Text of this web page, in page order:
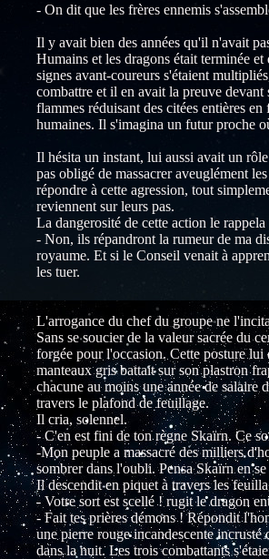
- On dit que les frères ennemis
Il y avait bien des années qu'il n'avait
Humains et les dragons était terminée
signes avant-coureurs s'étaient
combattre et il en avait la preuve
flammes réduisant des citées entières
humaines. Il s'imagina un futur proche
Il hésita un instant, lui aussi avait un
pas obligé de massacrer aveuglément
répondre à cette agression, tout
reviennent sur leurs pas.
La dangerosité de cette action le
- Non, ils répandront la rumeur de ma
royaume. Et si le Conseil venait à
les tuer.
L'arrogance du chef du groupe ne
Sans se soucier de la valeur sacrée du
forgée pour l'occasion. Cette posture
manteaux gris battait sur son plastron
chacune au moins une année de
travers le plafond de feuillage.
Il cria, solennel.
- C'en est fini de ton règne Skaïrn. Ce
-Mon peuple a massacré des milliers
sombrer dans l'oubli. Pensa Skaïrn en
Il descendit en piquet à travers les
- Votre sort est scellé ! rugit le dragon
- Fait tes prières démons ! Répondit
une pierre rouge incandescente
dans la nuit. Les trois combattants